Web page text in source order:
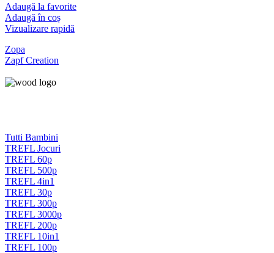
Adaugă la favorite
Adaugă în coș
Vizualizare rapidă
Zopa
Zapf Creation
Tutti Bambini
TREFL Jocuri
TREFL 60p
TREFL 500p
TREFL 4in1
TREFL 30p
TREFL 300p
TREFL 3000p
TREFL 200p
TREFL 10in1
TREFL 100p